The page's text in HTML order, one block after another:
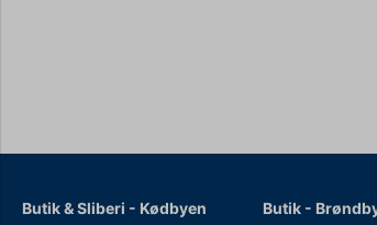
Butik & Sliberi - Kødbyen Butik -